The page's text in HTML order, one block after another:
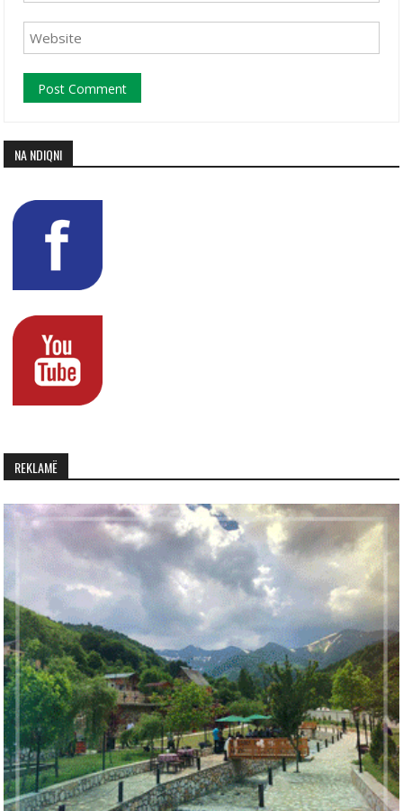
NA NDIQNI
REKLAMË